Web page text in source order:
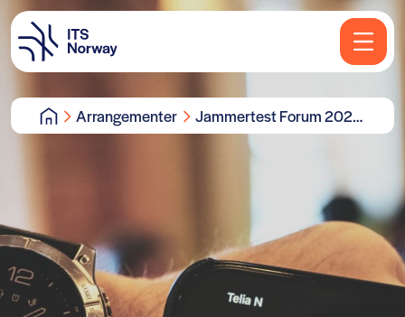
Arrangementer
Jammertest Forum 2024
– kan vi stole på